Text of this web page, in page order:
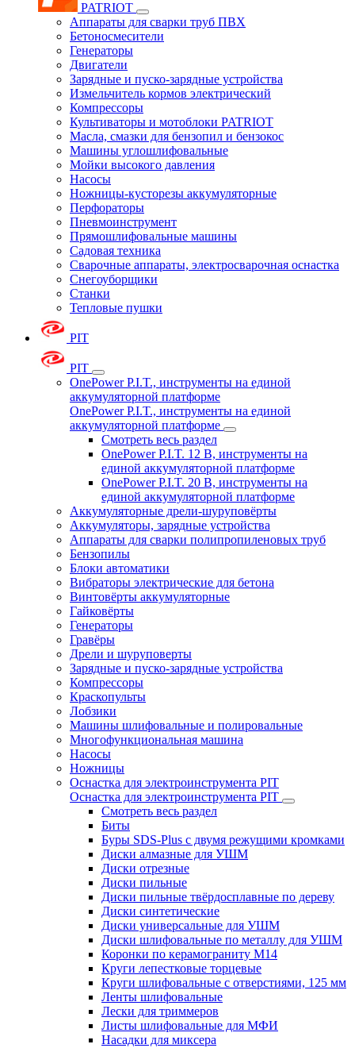
PATRIOT
Аппараты для сварки труб ПВХ
Бетоносмесители
Генераторы
Двигатели
Зарядные и пуско-зарядные устройства
Измельчитель кормов электрический
Компрессоры
Культиваторы и мотоблоки PATRIOT
Масла, смазки для бензопил и бензокос
Машины углошлифовальные
Мойки высокого давления
Насосы
Ножницы-кусторезы аккумуляторные
Перфораторы
Пневмоинструмент
Прямошлифовальные машины
Садовая техника
Сварочные аппараты, электросварочная оснастка
Снегоуборщики
Станки
Тепловые пушки
PIT
PIT
OnePower P.I.T., инструменты на единой
аккумуляторной платформе
OnePower P.I.T., инструменты на единой
аккумуляторной платформе
Смотреть весь раздел
OnePower P.I.T. 12 В, инструменты на
единой аккумуляторной платформе
OnePower P.I.T. 20 В, инструменты на
единой аккумуляторной платформе
Аккумуляторные дрели-шуруповёрты
Аккумуляторы, зарядные устройства
Аппараты для сварки полипропиленовых труб
Бензопилы
Блоки автоматики
Вибраторы электрические для бетона
Винтовёрты аккумуляторные
Гайковёрты
Генераторы
Гравёры
Дрели и шуруповерты
Зарядные и пуско-зарядные устройства
Компрессоры
Краскопульты
Лобзики
Машины шлифовальные и полировальные
Многофункциональная машина
Насосы
Ножницы
Оснастка для электроинструмента PIT
Оснастка для электроинструмента PIT
Смотреть весь раздел
Биты
Буры SDS-Plus c двумя режущими кромками
Диски алмазные для УШМ
Диски отрезные
Диски пильные
Диски пильные твёрдосплавные по дереву
Диски синтетические
Диски универсальные для УШМ
Диски шлифовальные по металлу для УШМ
Коронки по керамограниту M14
Круги лепестковые торцевые
Круги шлифовальные с отверстиями, 125 мм
Ленты шлифовальные
Лески для триммеров
Листы шлифовальные для МФИ
Насадки для миксера